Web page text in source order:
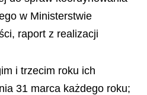
w Ministerstwie
raport z realizacji
i trzecim roku ich
31 marca każdego roku;